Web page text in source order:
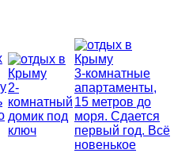
2-
комнатный
домик под
ключ
3-комнатные
апартаменты,
15 метров до
моря. Сдается
первый год. Всё
новенькое